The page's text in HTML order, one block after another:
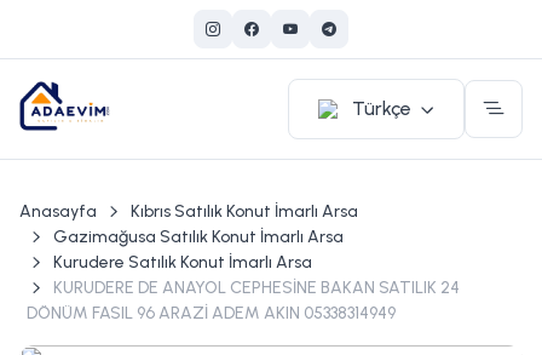
Türkçe
Anasayfa
Kıbrıs Satılık Konut İmarlı Arsa
Gazimağusa Satılık Konut İmarlı Arsa
Kurudere Satılık Konut İmarlı Arsa
KURUDERE DE ANAYOL CEPHESİNE BAKAN SATILIK 24
DÖNÜM FASIL 96 ARAZİ ADEM AKIN 05338314949